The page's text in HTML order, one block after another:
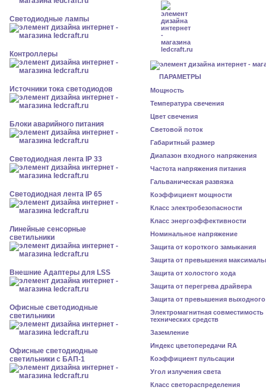
Светодиодные лампы
Контроллеры
Источники тока светодиодов
Блоки аварийного питания
Светодиодная лента IP 33
Светодиодная лента IP 65
Линейные сенсорные
светильники
Внешние Адаптеры для LSS
Офисные светодиодные
светильники
Офисные светодиодные
светильники с БАП-1
ПАРАМЕТРЫ
Мощность
Температура свечения
Цвет свечения
Световой поток
Габаритный размер
Диапазон входного напряжения
Частота напряжения питания
Гальваническая развязка
Коэффициент мощности
Класс электробезопасности
Класс энергоэффективности
Номинальное напряжение
Защита от короткого замыкания
Защита от превышения
Защита от холостого хода
Защита от перегрева драйвера
Защита от превышения
Электромагнитная совместимость
технических средств
Заземление
Индекс цветопередачи RA
Коэффициент пульсации
Угол излучения света
Класс светораспределения